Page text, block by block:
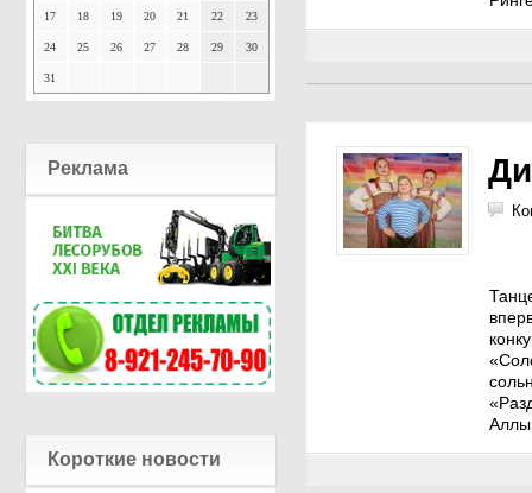
17 18 19 20 21 22 23
24 25 26 27 28 29 30
31
Реклама
Короткие новости
Аллы